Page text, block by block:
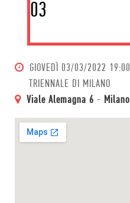
03
GIOVEDÌ 03/03/2022 19:00
TRIENNALE DI MILANO
Viale Alemagna 6 - Milano